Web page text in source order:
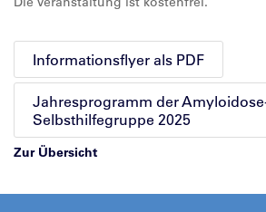
Informationsflyer als PDF
Jahresprogramm der
Selbsthilfegruppe 2025
Zur Übersicht